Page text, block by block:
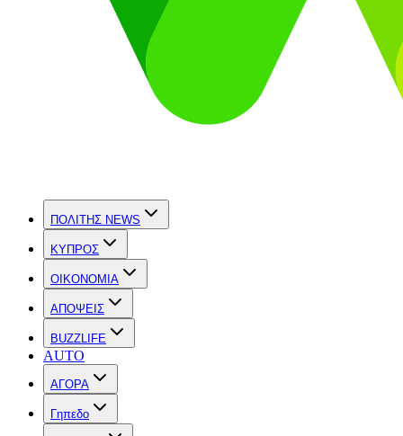
ΠΟΛΙΤΗΣ NEWS
ΚΥΠΡΟΣ
OIKONOMIA
ΑΠΟΨΕΙΣ
BUZZLIFE
AUTO
ΑΓΟΡΑ
Γηπεδο